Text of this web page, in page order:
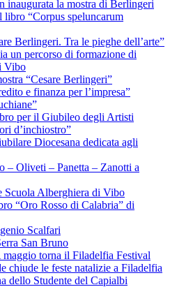
la mostra di Berlingeri
“Corpus speluncarum
Berlingeri. Tra le pieghe dell’arte”
un percorso di formazione di
Vibo
“Cesare Berlingeri”
e finanza per l’impresa”
per il Giubileo degli Artisti
d’inchiostro”
Diocesana dedicata agli
– Oliveti – Panetta – Zanotti a
Scuola Alberghiera di Vibo
“Oro Rosso di Calabria” di
Scalfari
San Bruno
torna il Filadelfia Festival
chiude le feste natalizie a Filadelfia
dello Studente del Capialbi